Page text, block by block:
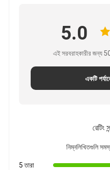
5.0
এই সরবরাহকারীর জন্য
একটি
রেটিং
নিম্নলিখিতগুলি
5 তারা